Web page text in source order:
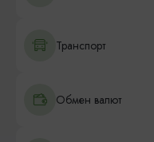
Транспорт
Обмен валют